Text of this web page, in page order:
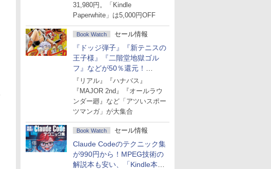
31,980円。「Kindle
Paperwhite」は5,000円OFF
Book Watch セール情報
『ドッジ弾子』『新テニスの
王子様』『二階堂地獄ゴル
フ』などが50％還元！
Amazonマンガ週末セール
『リアル』『ハナバス』
『MAJOR 2nd』『オールラウ
ンダー廻』など「アツいスポー
ツマンガ」が大集合
Book Watch セール情報
Claude Codeのテクニック集
が990円から！MPEG技術の
解説本も安い、「Kindle本サ